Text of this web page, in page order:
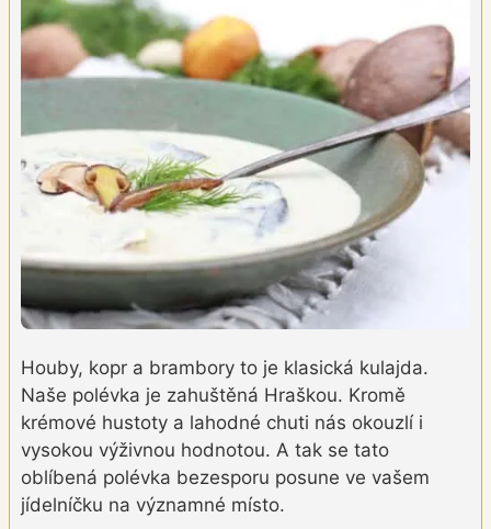
Houby, kopr a brambory to je klasická kulajda.
Naše polévka je zahuštěná Hraškou. Kromě
krémové hustoty a lahodné chuti nás okouzlí i
vysokou výživnou hodnotou. A tak se tato
oblíbená polévka bezesporu posune ve vašem
jídelníčku na významné místo.